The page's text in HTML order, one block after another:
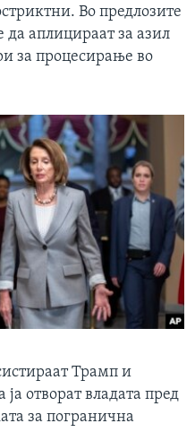
Во предлозите
да аплицираат за азил
за процесирање во
Трамп и
отворат владата пред
за погранична